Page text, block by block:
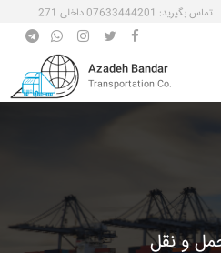
تماس بگیرید: 07633444201 داخلی 271
Azadeh Bandar
Transportation Co.
و نقل